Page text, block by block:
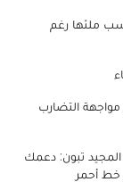
ملئها رغم
التضارب
المجيد تبون: دعمك
خط أحمر